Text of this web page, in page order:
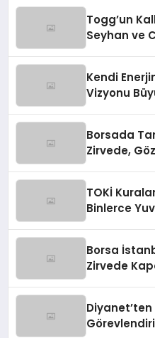
Togg’un
Seyhan ve
Kendi
Vizyonu
Borsada
Zirvede,
TOKİ
Binlerce
Borsa
Zirvede
Diyanet’ten